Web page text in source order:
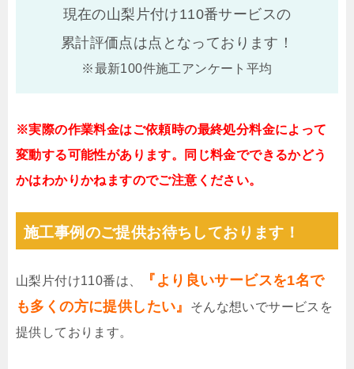
現在の山梨片付け110番サービスの
累計評価点は点となっております！
※最新100件施工アンケート平均
※実際の作業料金はご依頼時の最終処分料金によって
変動する可能性があります。同じ料金でできるかどう
かはわかりかねますのでご注意ください。
施工事例のご提供お待ちしております！
山梨片付け110番は、
『より良いサービスを1名で
も多くの方に提供したい』
そんな想いでサービスを
提供しております。